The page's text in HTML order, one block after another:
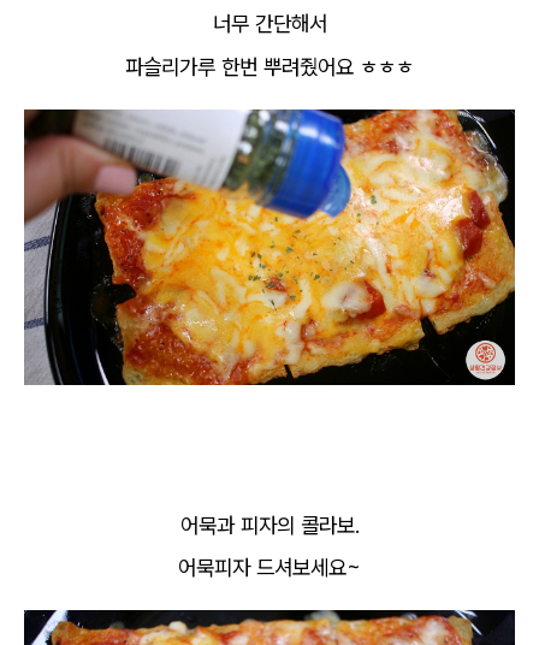
너무 간단해서
파슬리가루 한번 뿌려줬어요 ㅎㅎㅎ
어묵과 피자의 콜라보.
어묵피자 드셔보세요~